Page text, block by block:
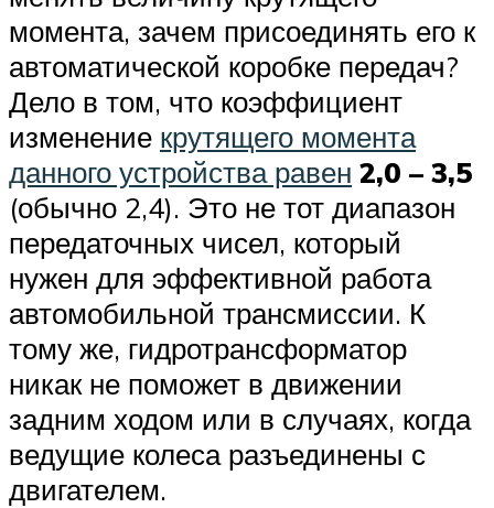
момента, зачем присоединять его к
автоматической коробке передач?
Дело в том, что коэффициент
изменение крутящего момента
данного устройства равен 2,0 – 3,5
(обычно 2,4). Это не тот диапазон
передаточных чисел, который
нужен для эффективной работа
автомобильной трансмиссии. К
тому же, гидротрансформатор
никак не поможет в движении
задним ходом или в случаях, когда
ведущие колеса разъединены с
двигателем.